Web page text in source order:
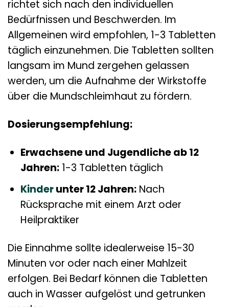
richtet sich nach den individuellen
Bedürfnissen und Beschwerden. Im
Allgemeinen wird empfohlen, 1-3 Tabletten
täglich einzunehmen. Die Tabletten sollten
langsam im Mund zergehen gelassen
werden, um die Aufnahme der Wirkstoffe
über die Mundschleimhaut zu fördern.
Dosierungsempfehlung:
Erwachsene und Jugendliche ab 12
Jahren:1-3 Tabletten täglich
Kinderunter 12 Jahren:Nach
Rücksprache mit einem Arzt oder
Heilpraktiker
Die Einnahme sollte idealerweise 15-30
Minuten vor oder nach einer Mahlzeit
erfolgen. Bei Bedarf können die Tabletten
auch in Wasser aufgelöst und getrunken